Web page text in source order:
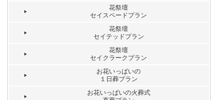
花祭壇
セイスペードプラン
花祭壇
セイテッドプラン
花祭壇
セイクラークプラン
お花いっぱいの
１日葬プラン
お花いっぱいの火葬式